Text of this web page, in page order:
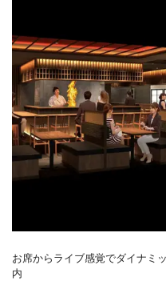
お席からライブ感覚でダイナミ
内